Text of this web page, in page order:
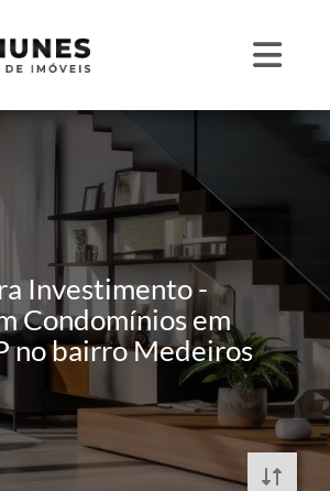
Investimento -
Condomínios em
no bairro Medeiros